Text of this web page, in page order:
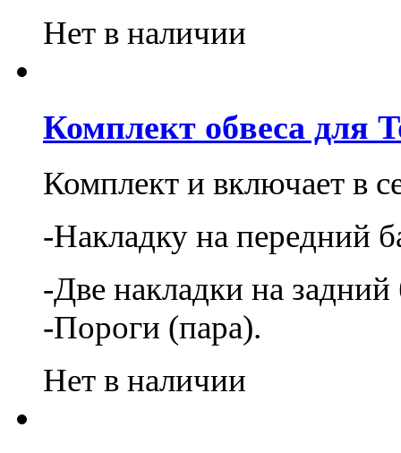
Нет в наличии
Комплект обвеса для
Комплект и включает в
-Накладку на передний
-Две накладки на
-Пороги (пара).
Нет в наличии